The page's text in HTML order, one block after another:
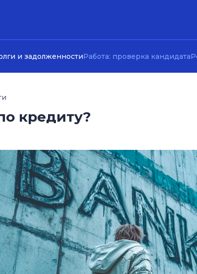
и задолженностиРабота: проверка кандидата
кредиту?